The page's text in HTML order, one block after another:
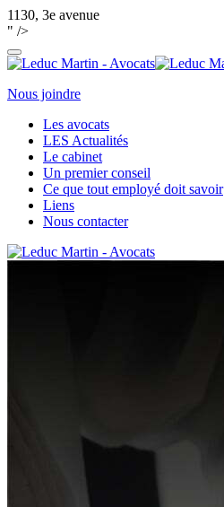
1130, 3e avenue
" />
Nous joindre
Les avocats
LES Actualités
Le cabinet
Un premier conseil
Ce que tout employé doit savoir
Liens
Nous contacter